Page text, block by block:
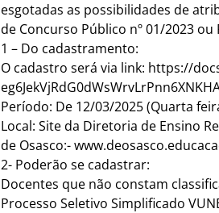
esgotadas as possibilidades de
de Concurso Público nº 01/2023 ou
1 – Do cadastramento:
O cadastro será via link: https://
Período: De 12/03/2025 (Quarta
Local: Site da Diretoria de Ensino
de Osasco:-
2- Poderão se cadastrar:
Docentes que não constam
Processo Seletivo Simplificado